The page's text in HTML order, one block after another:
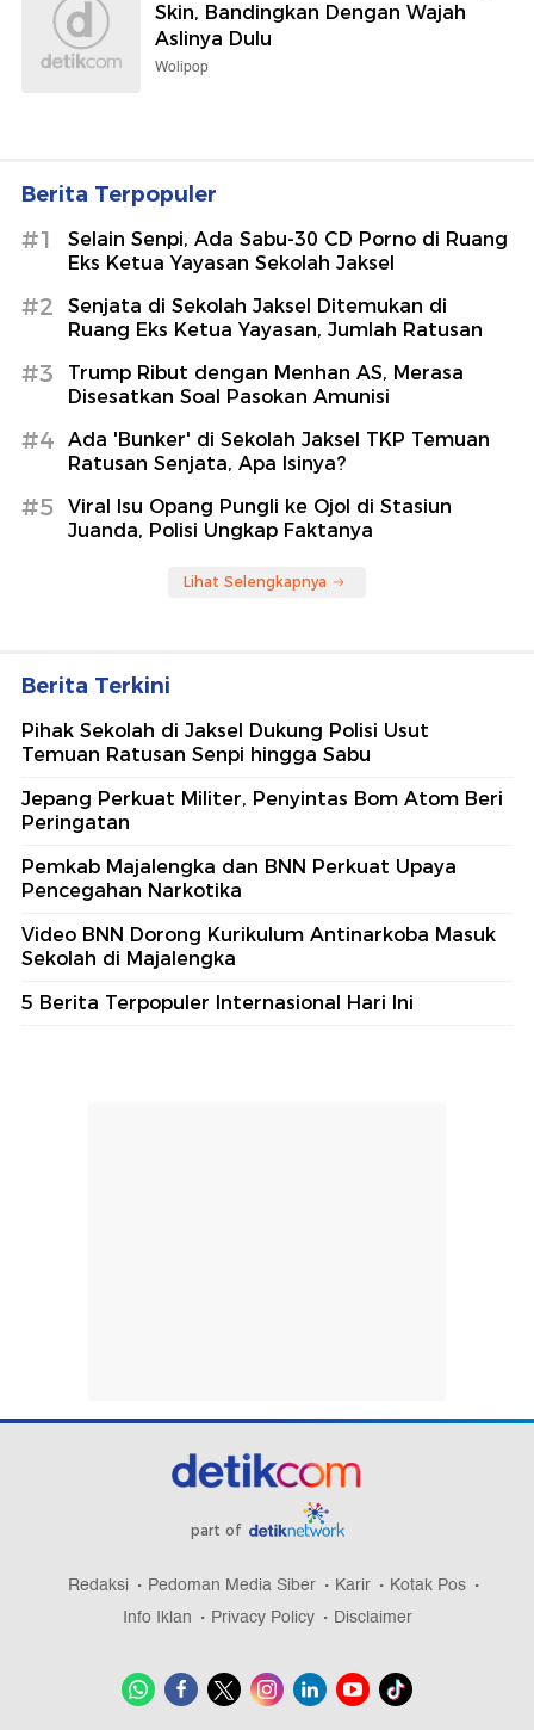
Skin, Bandingkan Dengan Wajah
Aslinya Dulu
Wolipop
Berita Terpopuler
#1
Selain Senpi, Ada Sabu-30 CD Porno di Ruang
Eks Ketua Yayasan Sekolah Jaksel
#2
Senjata di Sekolah Jaksel Ditemukan di
Ruang Eks Ketua Yayasan, Jumlah Ratusan
#3
Trump Ribut dengan Menhan AS, Merasa
Disesatkan Soal Pasokan Amunisi
#4
Ada 'Bunker' di Sekolah Jaksel TKP Temuan
Ratusan Senjata, Apa Isinya?
#5
Viral Isu Opang Pungli ke Ojol di Stasiun
Juanda, Polisi Ungkap Faktanya
Lihat Selengkapnya
Berita Terkini
Pihak Sekolah di Jaksel Dukung Polisi Usut
Temuan Ratusan Senpi hingga Sabu
Jepang Perkuat Militer, Penyintas Bom Atom Beri
Peringatan
Pemkab Majalengka dan BNN Perkuat Upaya
Pencegahan Narkotika
Video BNN Dorong Kurikulum Antinarkoba Masuk
Sekolah di Majalengka
5 Berita Terpopuler Internasional Hari Ini
part of
Redaksi Pedoman Media Siber Karir
Kotak Pos
Info Iklan
Privacy Policy Disclaimer